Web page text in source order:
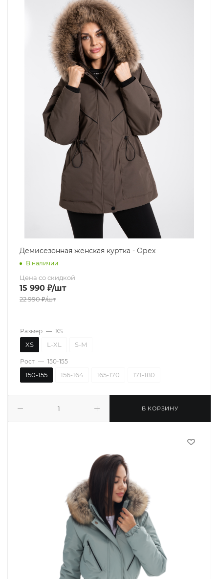
Демисезонная женская куртка - Орех
В наличии
Цена со скидкой
15 990 ₽/шт
22 990₽/шт
В КОРЗИНУ
Размер — XS
XS L-XL S-M
Рост — 150-155
150-155 156-164 165-170 171-180